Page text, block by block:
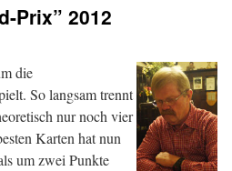
Prix” 2012
die
So langsam trennt
nur noch vier
Karten hat nun
um zwei Punkte